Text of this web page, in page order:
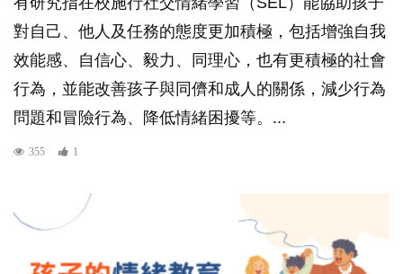
對自己、他人及任務的態度更加積極，包括增強自我
效能感、自信心、毅力、同理心，也有更積極的社會
行為，並能改善孩子與同儕和成人的關係，減少行為
問題和冒險行為、降低情緒困擾等。...
355 1